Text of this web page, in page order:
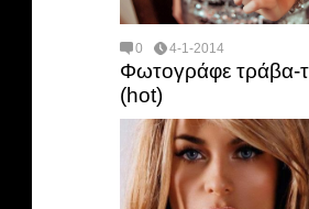
0 4-1-2014
Φωτογράφε τράβα-
(hot)